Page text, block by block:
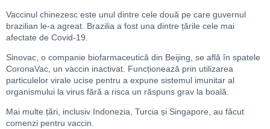
Vaccinul chinezesc este unul dintre cele două pe care guvernul
brazilian le-a agreat. Brazilia a fost una dintre țările cele mai
afectate de Covid-19.
Sinovac, o companie biofarmaceutică din Beijing, se află în spatele
CoronaVac, un vaccin inactivat. Funcționează prin utilizarea
particulelor virale ucise pentru a expune sistemul imunitar al
organismului la virus fără a risca un răspuns grav la boală.
Mai multe țări, inclusiv Indonezia, Turcia și Singapore, au făcut
comenzi pentru vaccin.